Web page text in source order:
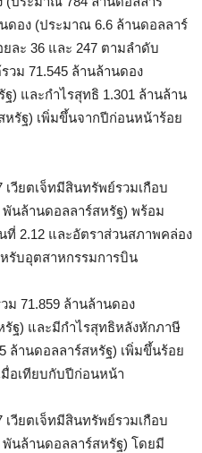
ดอง (ประมาณ 6.6 ล้านดอลลาร์
ละ 36 และ 247 ตามลำดับ
วม 71.545 ล้านล้านดอง
) และกำไรสุทธิ 1.301 ล้านล้าน
รัฐ) เพิ่มขึ้นจากปีก่อนหน้าร้อย
วียตเจ็ทมีสินทรัพย์รวมเกือบ
นล้านดอลลาร์สหรัฐ) พร้อม
2.12 และอัตราส่วนสภาพคล่อง
รับอุตสาหกรรมการบิน
ม 71.859 ล้านล้านดอง
ฐ) และมีกำไรสุทธิหลังหักภาษี
ล้านดอลลาร์สหรัฐ) เพิ่มขึ้นร้อย
มื่อเทียบกับปีก่อนหน้า
วียตเจ็ทมีสินทรัพย์รวมเกือบ
นล้านดอลลาร์สหรัฐ) โดยมี